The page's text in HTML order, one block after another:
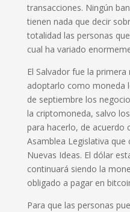
transacciones. Ningún
tienen nada que decir
totalidad las personas
cual ha variado
El Salvador fue la
adoptarlo como moneda
de septiembre los
la criptomoneda, salvo
para hacerlo, de acuerdo
Asamblea Legislativa
Nuevas Ideas. El dólar
continuará siendo la
obligado a pagar en
Para que las personas